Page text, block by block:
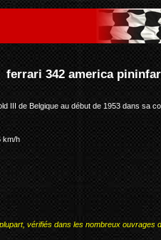
leopold III #0234al
III de Belgique au début de 1953 dans sa
km/h
vérifiés dans les nombreux ouvrages